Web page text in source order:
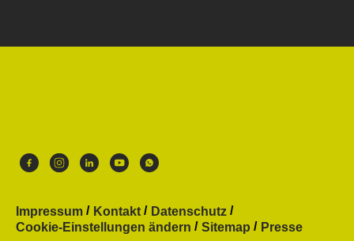
Impressum Kontakt
Datenschutz
Cookie-Einstellungen ändern
Sitemap Presse